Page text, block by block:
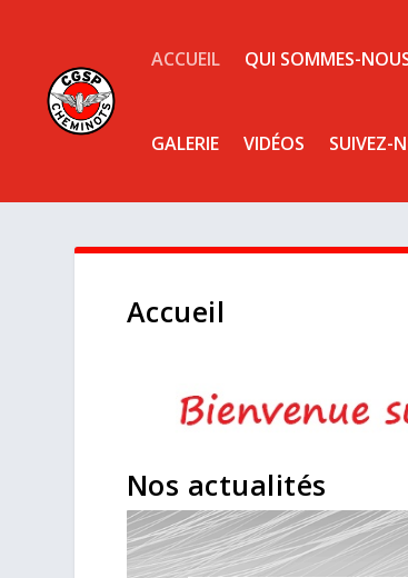
ACCUEIL QUI SOMMES-
GALERIE VIDÉOS SUIVEZ-
Accueil
Nos actualités